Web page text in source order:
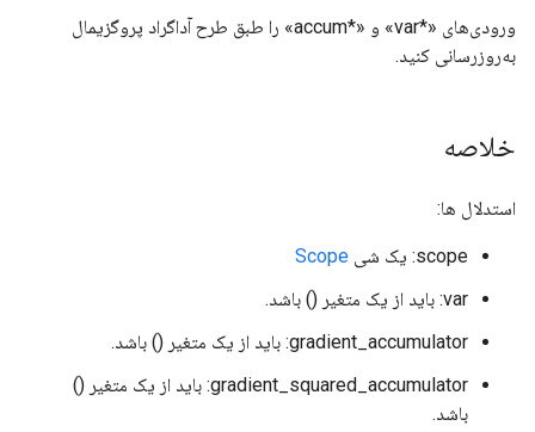
ورودی‌های «*var» و «*accum» را طبق طرح آداگراد پروگزیمال
به‌روزرسانی کنید.
خلاصه
استدلال ها:
scope: یک شی
Scope
var: باید از یک متغیر () باشد.
gradient_accumulator: باید از یک متغیر () باشد.
gradient_squared_accumulator: باید از یک متغیر ()
باشد.